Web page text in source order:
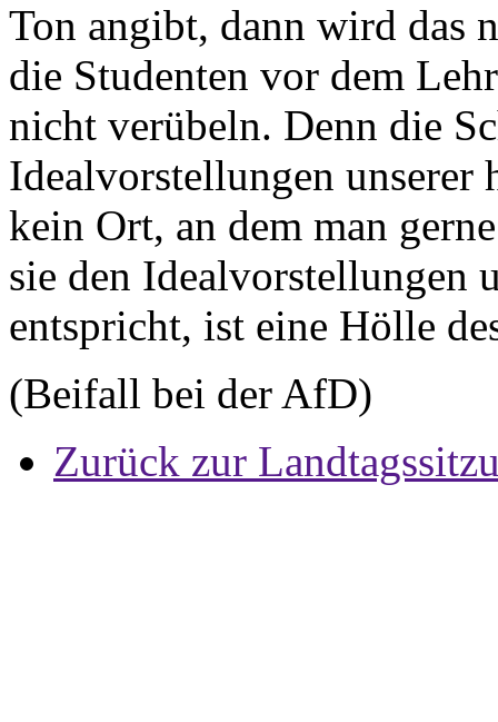
Ton angibt, dann wird das
die Studenten vor dem
nicht verübeln. Denn die
Idealvorstellungen
kein Ort, an dem man
sie den Idealvorstellungen
entspricht, ist eine Hölle
(Beifall bei der AfD)
Zurück zur